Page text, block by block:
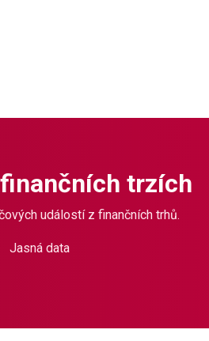
trzích
událostí z finančních trhů.
Jasná data